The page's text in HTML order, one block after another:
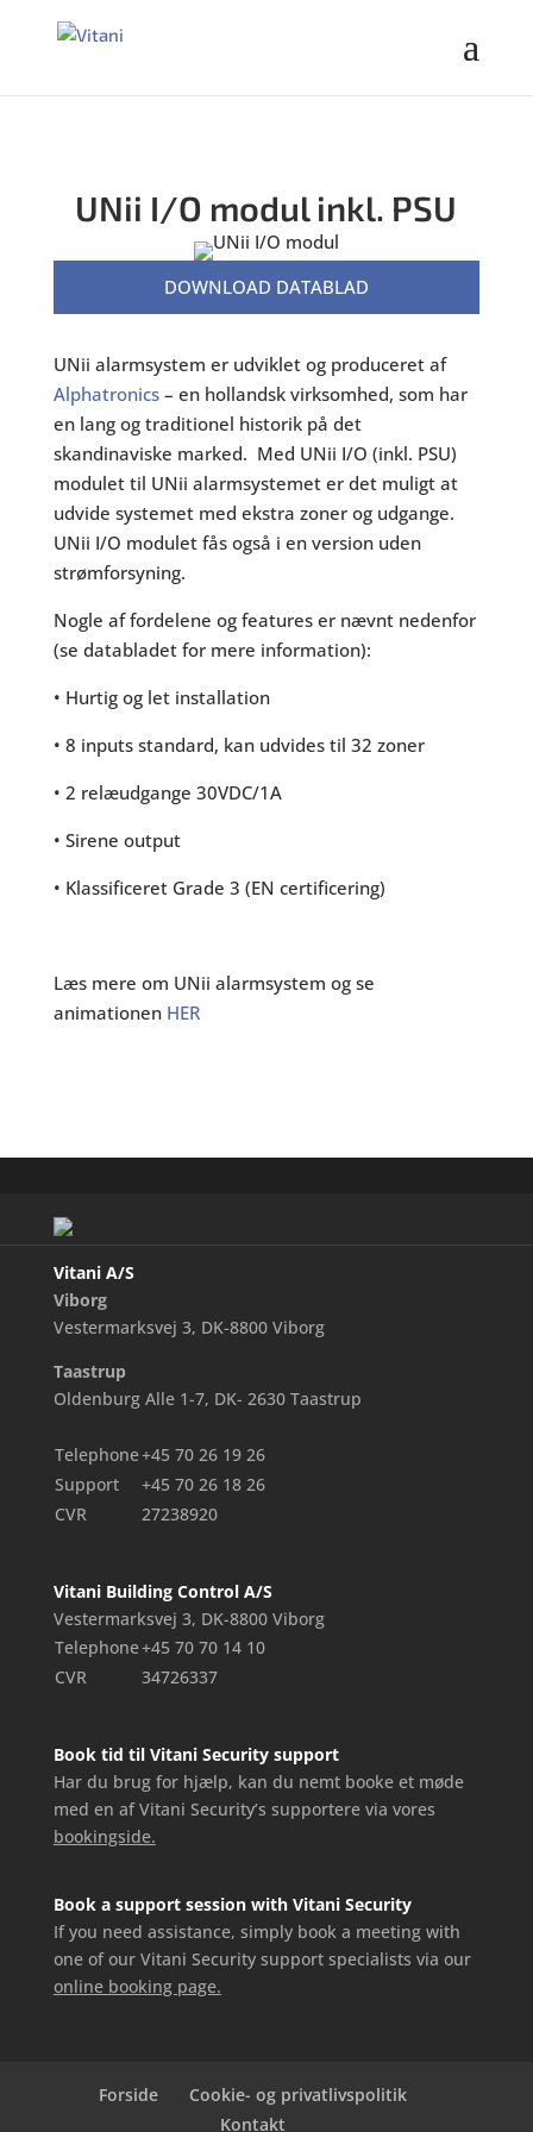
UNii I/O modul inkl. PSU
DOWNLOAD DATABLAD
UNii alarmsystem er udviklet og produceret af
Alphatronics– en hollandsk virksomhed, som har
en lang og traditionel historik på det
skandinaviske marked. Med UNii I/O (inkl. PSU)
modulet til UNii alarmsystemet er det muligt at
udvide systemet med ekstra zoner og udgange.
UNii I/O modulet fås også i en version uden
strømforsyning.
Nogle af fordelene og features er nævnt nedenfor
(se databladet for mere information):
• Hurtig og let installation
• 8 inputs standard, kan udvides til 32 zoner
• 2 relæudgange 30VDC/1A
• Sirene output
• Klassificeret Grade 3 (EN certificering)
Læs mere om UNii alarmsystem og se
animationen HER
Vitani A/S
Viborg
Vestermarksvej 3, DK-8800 Viborg
Taastrup
Oldenburg Alle 1-7, DK- 2630 Taastrup
Telephone+45 70 26 19 26
Support
+45 70 26 18 26
CVR
27238920
Vitani Building Control A/S
Vestermarksvej 3, DK-8800 Viborg
Telephone+45 70 70 14 10
CVR
34726337
Book tid til Vitani Security support
Har du brug for hjælp, kan du nemt booke et møde
med en af Vitani Security’s supportere via vores
bookingside.
Book a support session with Vitani Security
If you need assistance, simply book a meeting with
one of our Vitani Security support specialists via our
online booking page.
Forside
Cookie- og privatlivspolitik
Kontakt